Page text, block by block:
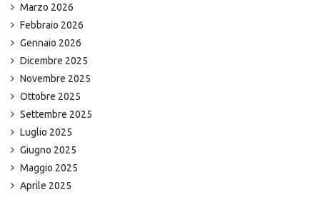
Marzo 2026
Febbraio 2026
Gennaio 2026
Dicembre 2025
Novembre 2025
Ottobre 2025
Settembre 2025
Luglio 2025
Giugno 2025
Maggio 2025
Aprile 2025